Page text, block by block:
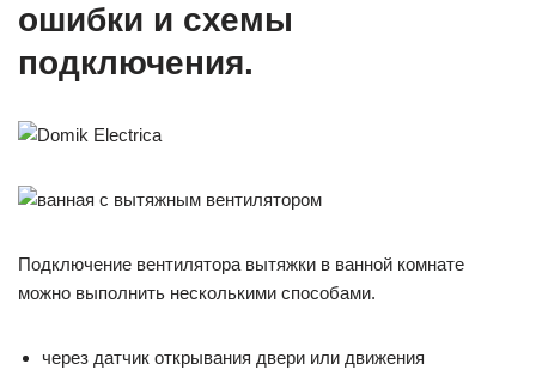
ошибки и схемы
подключения.
Подключение вентилятора вытяжки в ванной комнате
можно выполнить несколькими способами.
через датчик открывания двери или движения